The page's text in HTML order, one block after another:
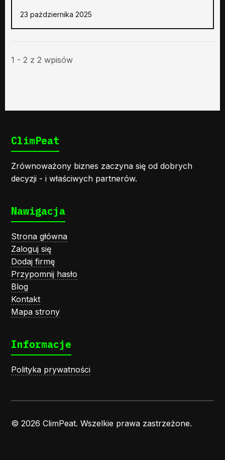
23 października 2025
1 - 2 z 2 wpisów
ClimPeat
Zrównoważony biznes zaczyna się od dobrych
decyzji - i właściwych partnerów.
Nawigacja
Strona główna
Zaloguj się
Dodaj firmę
Przypomnij hasło
Blog
Kontakt
Mapa strony
Informacje
Polityka prywatności
© 2026 ClimPeat. Wszelkie prawa zastrzeżone.